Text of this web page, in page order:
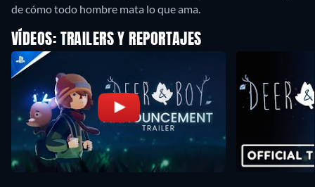
VÍDEOS: TRAILERS Y REPORTAJES